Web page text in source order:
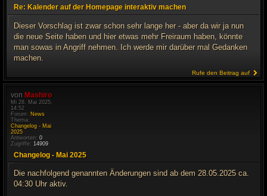
Re: Kalender auf der Homepage interaktiv machen
Dieser Vorschlag ist zwar schon sehr lange her - aber da wir ja nun
die neue Seite haben und hier etwas mehr Freiraum haben, könnte
man sowas in Angriff nehmen. Ich werde mir darüber mal Gedanken
machen.
Rufe den Beitrag auf
von Mashiro
Mi 28. Mai 2025,
14:52
Forum: News
Thema:
Changelog - Mai
2025
Antworten: 0
Zugriffe: 14909
Changelog - Mai 2025
Die nachfolgend genannten Änderungen sind ab dem 28.05.2025 ca.
04:30 Uhr aktiv.